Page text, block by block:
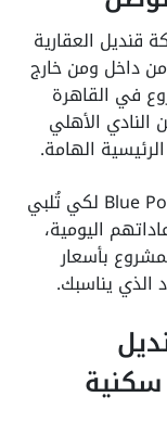
قنديل العقارية
من داخل ومن خارج
في القاهرة
الأهلي
الهامة.
وتتنوع مساحات الوحدات في مشروع Blue Point لكي تُلبي
اليومية،
بأسعار
الذي يناسبك.
سكنية